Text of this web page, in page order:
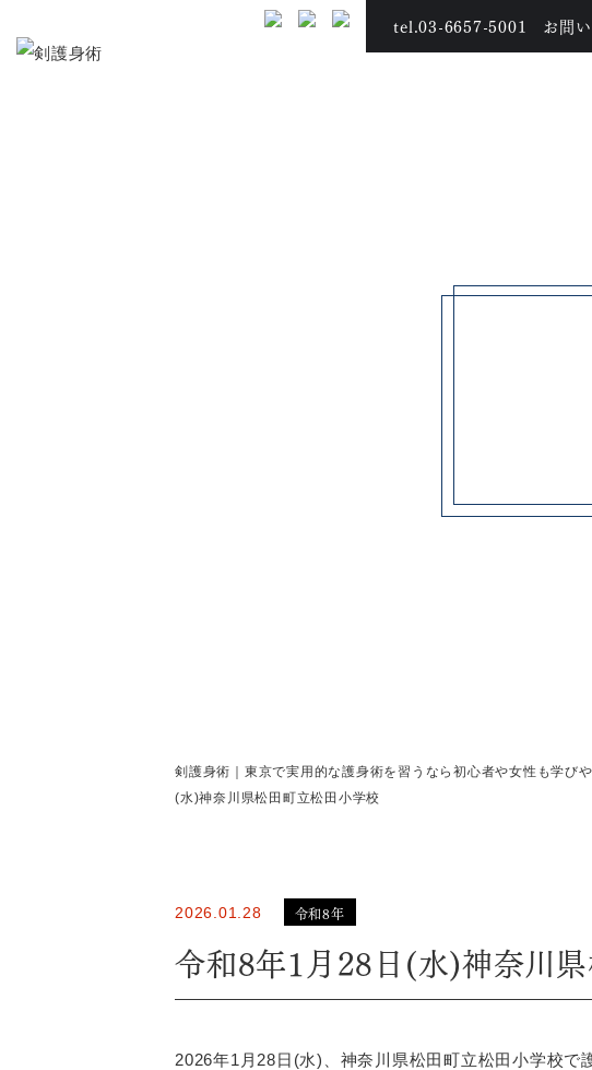
tel.03-6657-5001 お問
剣護身術｜東京で実用的な護身術を習うなら初心者や女性も学び
(水)神奈川県松田町立松田小学校
2026.01.28 令和8年
令和8年1月28日(水)神奈川
2026年1月28日(水)、神奈川県松田町立松田小学校で